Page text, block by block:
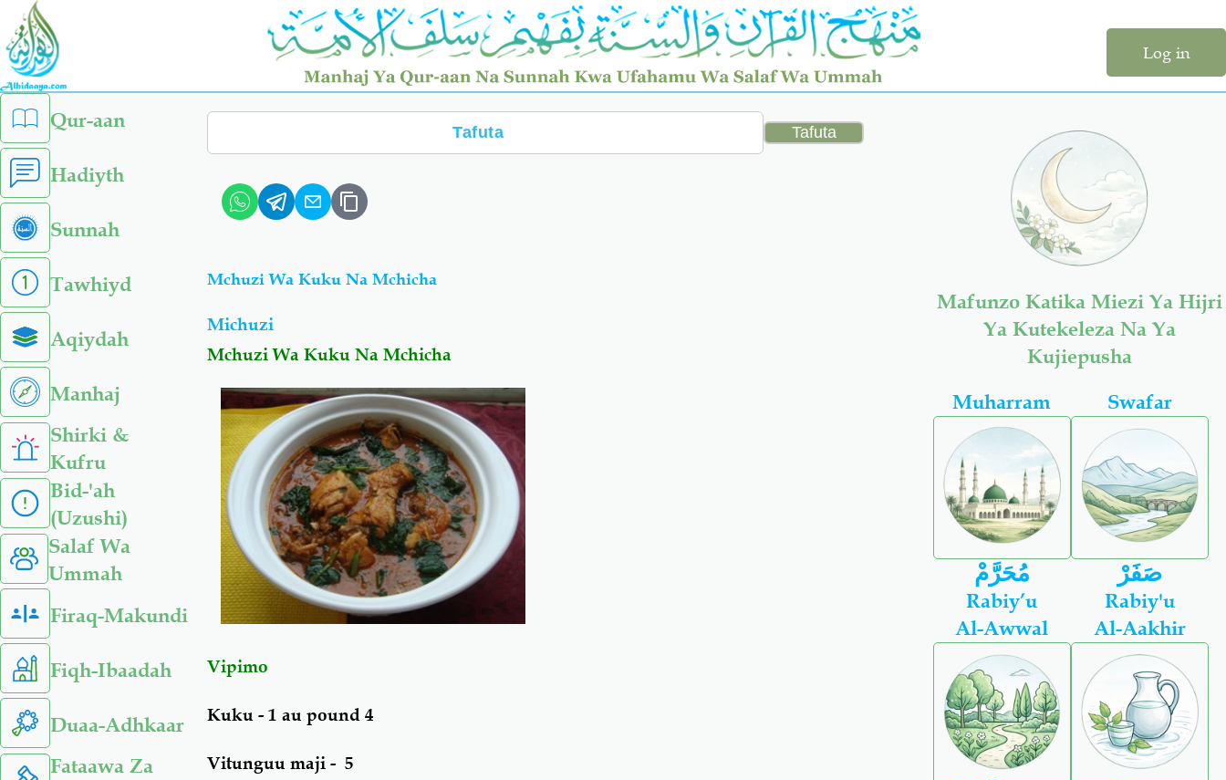
Skip
main
content
Log in
left
sidebar
menu
Qur-aan
Hadiyth
Sunnah
Tawhiyd
Aqiydah
Manhaj
Shirki &
Kufru
Bid-'ah
(Uzushi)
Salaf Wa
Ummah
Firaq-Makundi
Fiqh-Ibaadah
Duaa-Adhkaar
Fataawa Za
Search
Mchuzi Wa Kuku Na Mchicha
Michuzi
Mchuzi Wa Kuku Na Mchicha
Vipimo
Kuku - 1 au pound 4
Vitunguu maji - 5
Mafunzo Katika Miezi Ya Hijri
Ya Kutekeleza Na Ya
Kujiepusha
Muharram
مُحَرَّمْ
Swafar
صَفَرْ
Rabiy’u
Al-Awwal
Rabiy'u
Al-Aakhir